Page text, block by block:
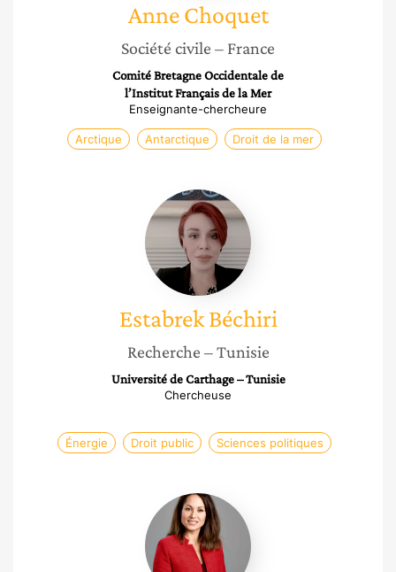
Anne Choquet
Société civile – France
Comité Bretagne Occidentale de
l’Institut Français de la Mer
Enseignante-chercheure
Arctique Antarctique Droit de la mer
Estabrek
Béchiri
Estabrek Béchiri
Recherche – Tunisie
Université de Carthage – Tunisie
Chercheuse
Énergie Droit public Sciences politiques
Géraldine
Giraudeau